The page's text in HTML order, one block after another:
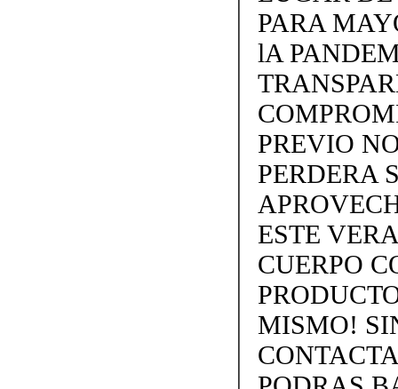
PARA
lA
PREVIO
PERDERA
ESTE
CUERPO
MISMO!